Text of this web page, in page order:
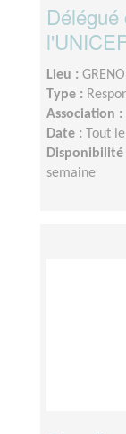
Lieu :
Type :
Association :
Date :
Tout
Disponibilité
semaine